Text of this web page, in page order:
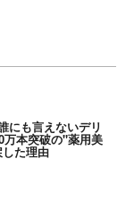
にも言えないデリ
万本突破の"薬用美
た理由